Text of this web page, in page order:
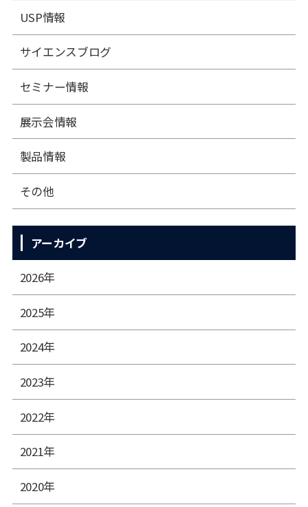
USP情報
サイエンスブログ
セミナー情報
展⽰会情報
製品情報
その他
アーカイブ
2026年
2025年
2024年
2023年
2022年
2021年
2020年